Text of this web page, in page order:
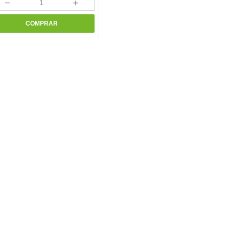
＋
－
COMPRAR